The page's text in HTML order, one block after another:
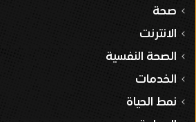
صحة
الانترنت
الصحة النفسية
الخدمات
نمط الحياة